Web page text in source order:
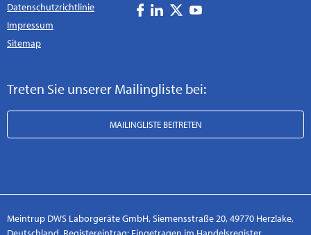
Datenschutzrichtlinie
Impressum
Sitemap
Treten Sie unserer Mailingliste bei:
MAILINGLISTE BEITRETEN
Meintrup DWS Laborgeräte GmbH, Siemensstraße 20, 49770 Herzlake,